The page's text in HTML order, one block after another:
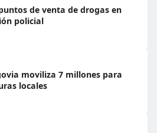
de venta de drogas en
policial
moviliza 7 millones para
locales